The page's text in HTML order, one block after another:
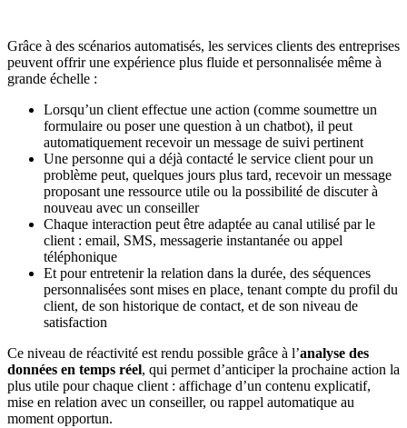
Grâce à des scénarios automatisés, les services clients des entreprises
peuvent offrir une expérience plus fluide et personnalisée même à
grande échelle :
Lorsqu’un client effectue une action (comme soumettre un
formulaire ou poser une question à un chatbot), il peut
automatiquement recevoir un message de suivi pertinent
Une personne qui a déjà contacté le service client pour un
problème peut, quelques jours plus tard, recevoir un message
proposant une ressource utile ou la possibilité de discuter à
nouveau avec un conseiller
Chaque interaction peut être adaptée au canal utilisé par le
client : email, SMS, messagerie instantanée ou appel
téléphonique
Et pour entretenir la relation dans la durée, des séquences
personnalisées sont mises en place, tenant compte du profil du
client, de son historique de contact, et de son niveau de
satisfaction
Ce niveau de réactivité est rendu possible grâce à l’analyse des
données en temps réel, qui permet d’anticiper la prochaine action la
plus utile pour chaque client : affichage d’un contenu explicatif,
mise en relation avec un conseiller, ou rappel automatique au
moment opportun.